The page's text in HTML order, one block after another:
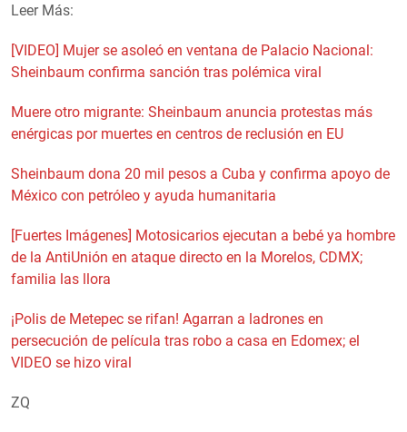
Leer Más:
[VIDEO] Mujer se asoleó en ventana de Palacio Nacional:
Sheinbaum confirma sanción tras polémica viral
Muere otro migrante: Sheinbaum anuncia protestas más
enérgicas por muertes en centros de reclusión en EU
Sheinbaum dona 20 mil pesos a Cuba y confirma apoyo de
México con petróleo y ayuda humanitaria
[Fuertes Imágenes] Motosicarios ejecutan a bebé ya hombre
de la AntiUnión en ataque directo en la Morelos, CDMX;
familia las llora
¡Polis de Metepec se rifan! Agarran a ladrones en
persecución de película tras robo a casa en Edomex; el
VIDEO se hizo viral
ZQ